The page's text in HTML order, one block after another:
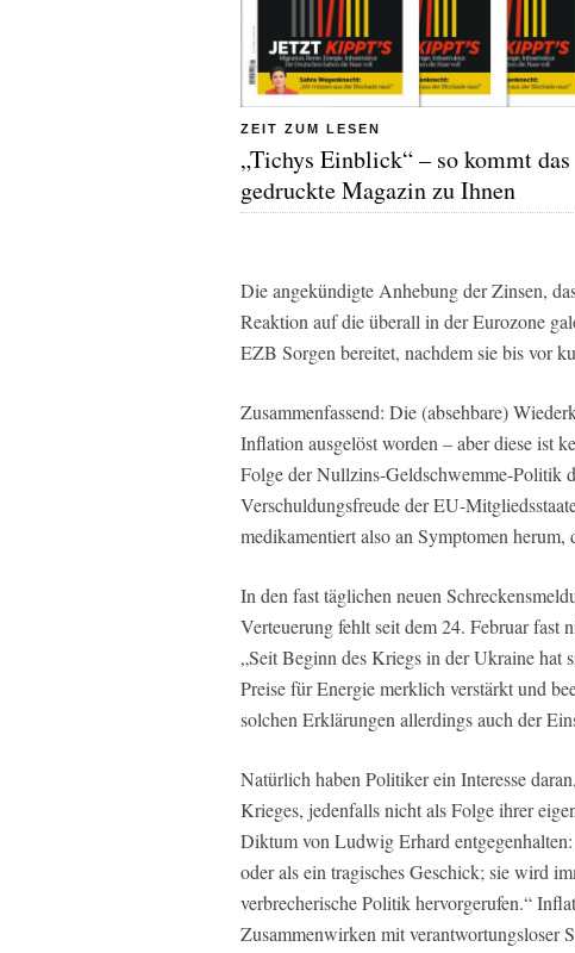
ZEIT ZUM LESEN
„Tichys Einblick“ – so kommt das
gedruckte Magazin zu Ihnen
Die angekündigte Anhebung der Zinsen,
Reaktion auf die überall in der Eurozone
EZB Sorgen bereitet, nachdem sie bis vor
Zusammenfassend: Die (absehbare)
Inflation ausgelöst worden – aber diese ist
Folge der Nullzins-Geldschwemme-Politik
Verschuldungsfreude der EU-
medikamentiert also an Symptomen herum,
In den fast täglichen neuen
Verteuerung fehlt seit dem 24. Februar
„Seit Beginn des Kriegs in der Ukraine hat
Preise für Energie merklich verstärkt und
solchen Erklärungen allerdings auch der
Natürlich haben Politiker ein Interesse
Krieges, jedenfalls nicht als Folge ihrer
Diktum von Ludwig Erhard
oder als ein tragisches Geschick; sie wird
verbrecherische Politik hervorgerufen.“
Zusammenwirken mit verantwortungsloser